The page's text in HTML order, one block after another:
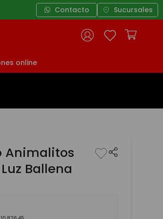
Contacto Sucursales
online
Animalitos
Ballena